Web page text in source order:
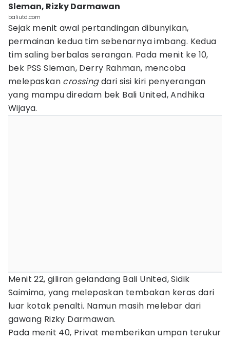
Sleman, Rizky Darmawan
baliutd.com
Sejak menit awal pertandingan dibunyikan,
permainan kedua tim sebenarnya imbang. Kedua
tim saling berbalas serangan. Pada menit ke 10,
bek PSS Sleman, Derry Rahman, mencoba
melepaskan crossingdari sisi kiri penyerangan
yang mampu diredam bek Bali United, Andhika
Wijaya.
Menit 22, giliran gelandang Bali United, Sidik
Saimima, yang melepaskan tembakan keras dari
luar kotak penalti. Namun masih melebar dari
gawang Rizky Darmawan.
Pada menit 40, Privat memberikan umpan terukur